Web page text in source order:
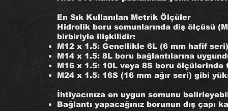
En Sık Kullanılan Metrik Ölçüler
Hidrolik boru somunlarında diş ölçüsü
birbiriyle ilişkilidir:
M12 x 1.5: Genellikle 6L (6 mm hafif
M14 x 1.5: 8L boru bağlantılarına
M16 x 1.5: 10L veya 8S boru
M24 x 1.5: 16S (16 mm ağır seri) gibi
İhtiyacınıza en uygun somunu
Bağlantı yapacağınız borunun dış çapı